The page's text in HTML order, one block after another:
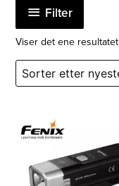
Viser det ene resultatet
Filter